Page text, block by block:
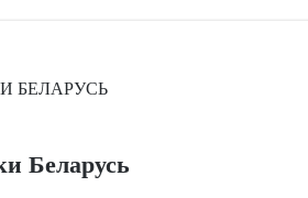
БЕЛАРУСЬ
Беларусь